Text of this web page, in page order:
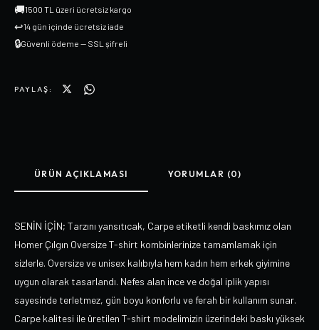
🚚1500 TL üzeri ücretsiz kargo
↩14 gün içinde ücretsiz iade
🔒Güvenli ödeme — SSL şifreli
PAYLAŞ:
ÜRÜN AÇIKLAMASI YORUMLAR (0)
SENİN İÇİN; Tarzını yansıtıcak, Carpe etiketli kendi baskımız olan
Homer Çılgın Oversize T-shirt kombinlerinize tamamlamak için
sizlerle. Oversize ve unisex kalıbıyla hem kadın hem erkek giyimine
uygun olarak tasarlandı. Nefes alan ince ve doğal iplik yapısı
sayesinde terletmez, gün boyu konforlu ve ferah bir kullanım sunar.
Carpe kalitesi ile üretilen T-shirt modelimizin üzerindeki baskı yüksek